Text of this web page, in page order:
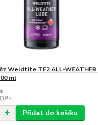
Weldtite TF2 ALL-WEATHER
ml
Přidat do košíku